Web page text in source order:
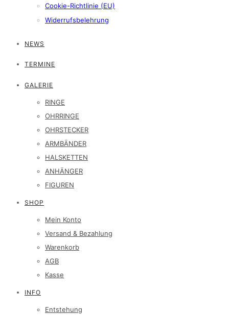
Cookie-Richtlinie (EU)
Widerrufsbelehrung
NEWS
TERMINE
GALERIE
RINGE
OHRRINGE
OHRSTECKER
ARMBÄNDER
HALSKETTEN
ANHÄNGER
FIGUREN
SHOP
Mein Konto
Versand & Bezahlung
Warenkorb
AGB
Kasse
INFO
Entstehung